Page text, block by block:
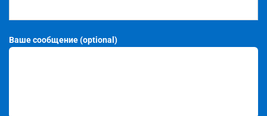
Ваше сообщение (optional)